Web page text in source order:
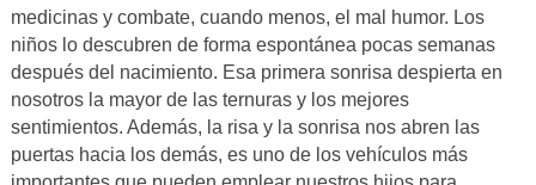
medicinas y combate, cuando menos, el mal humor. Los
niños lo descubren de forma espontánea pocas semanas
después del nacimiento. Esa primera sonrisa despierta en
nosotros la mayor de las ternuras y los mejores
sentimientos. Además, la risa y la sonrisa nos abren las
puertas hacia los demás, es uno de los vehículos más